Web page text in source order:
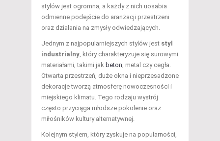
stylów jest ogromna, a każdy z nich uosabia
odmienne podejście do aranżacji przestrzeni
oraz działania na zmysły odwiedzających.
Jednym z najpopularniejszych stylów jest styl
industrialny, który charakteryzuje się surowymi
materiałami, takimi jak beton, metal czy cegła.
Otwarta przestrzeń, duże okna i nieprzesadzone
dekoracje tworzą atmosferę nowoczesności i
miejskiego klimatu. Tego rodzaju wystrój
często przyciąga młodsze pokolenie oraz
miłośników kultury alternatywnej.
Kolejnym stylem, który zyskuje na popularności,